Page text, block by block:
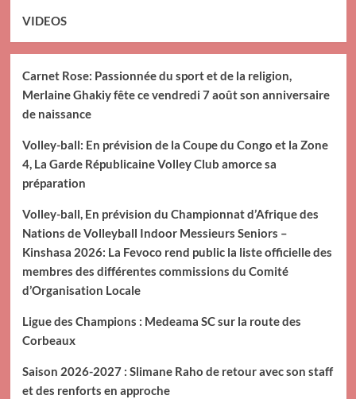
VIDEOS
Carnet Rose: Passionnée du sport et de la religion,
Merlaine Ghakiy fête ce vendredi 7 août son anniversaire
de naissance
Volley-ball: En prévision de la Coupe du Congo et la Zone
4, La Garde Républicaine Volley Club amorce sa
préparation
Volley-ball, En prévision du Championnat d’Afrique des
Nations de Volleyball Indoor Messieurs Seniors –
Kinshasa 2026: La Fevoco rend public la liste officielle des
membres des différentes commissions du Comité
d’Organisation Locale
Ligue des Champions : Medeama SC sur la route des
Corbeaux
Saison 2026-2027 : Slimane Raho de retour avec son staff
et des renforts en approche